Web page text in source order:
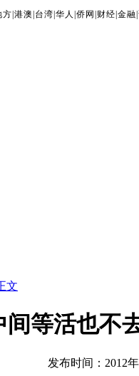
方 |港澳 台湾 |华人 |侨网 财经 |金融 |
文
等活也不
发布时间：2012